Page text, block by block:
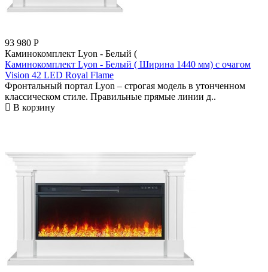
93 980 Р
Каминокомплект Lyon - Белый (
Каминокомплект Lyon - Белый ( Ширина 1440 мм) с очагом
Vision 42 LED Royal Flame
Фронтальный портал Lyon – строгая модель в утонченном
классическом стиле. Правильные прямые линии д..
В корзину